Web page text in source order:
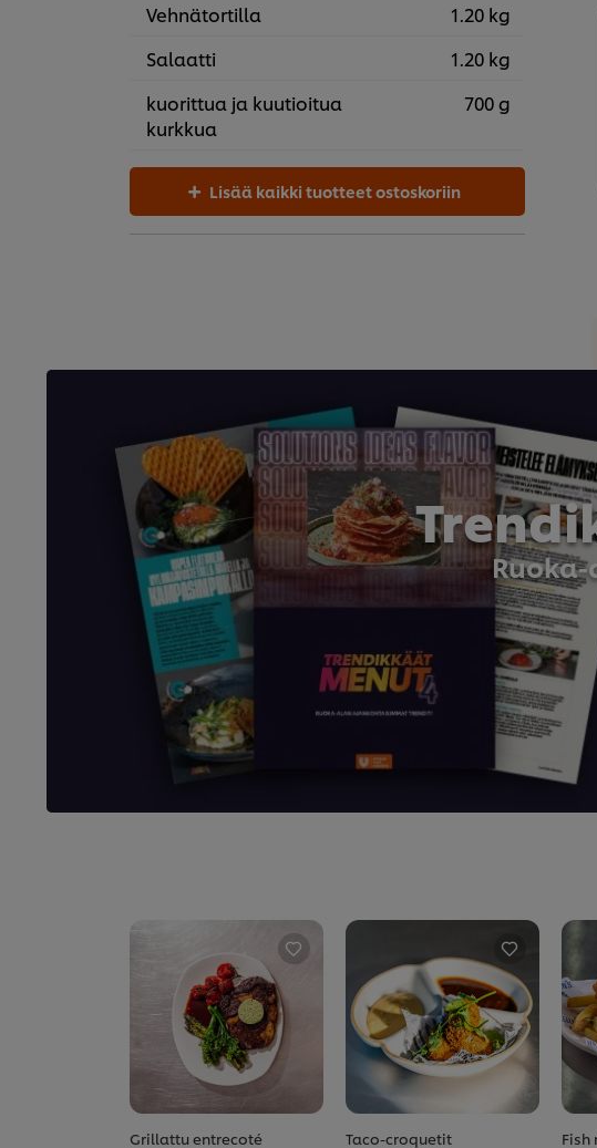
Vehnätortilla
1.20 kg
Salaatti
1.20 kg
kuorittua ja kuutioitua
kurkkua
700 g
Lisää kaikki tuotteet ostoskoriin
Grillattu entrecoté
Taco-croquetit Fish